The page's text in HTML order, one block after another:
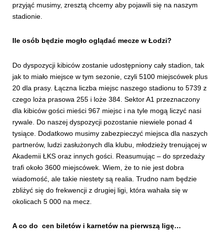
przyjąć musimy, zresztą chcemy aby pojawili się na naszym
stadionie.
Ile osób będzie mogło oglądać mecze w Łodzi?
Do dyspozycji kibiców zostanie udostępniony cały stadion, tak
jak to miało miejsce w tym sezonie, czyli 5100 miejscówek plus
20 dla prasy. Łączna liczba miejsc naszego stadionu to 5739 z
czego loża prasowa 255 i loże 384. Sektor A1 przeznaczony
dla kibiców gości mieści 967 miejsc i na tyle mogą liczyć nasi
rywale. Do naszej dyspozycji pozostanie niewiele ponad 4
tysiące. Dodatkowo musimy zabezpieczyć miejsca dla naszych
partnerów, ludzi zasłużonych dla klubu, młodzieży trenującej w
Akademii ŁKS oraz innych gości. Reasumując – do sprzedaży
trafi około 3600 miejscówek. Wiem, że to nie jest dobra
wiadomość, ale takie niestety są realia. Trudno nam będzie
zbliżyć się do frekwencji z drugiej ligi, która wahała się w
okolicach 5 000 na mecz.
A co do cen biletów i karnetów na pierwszą ligę…